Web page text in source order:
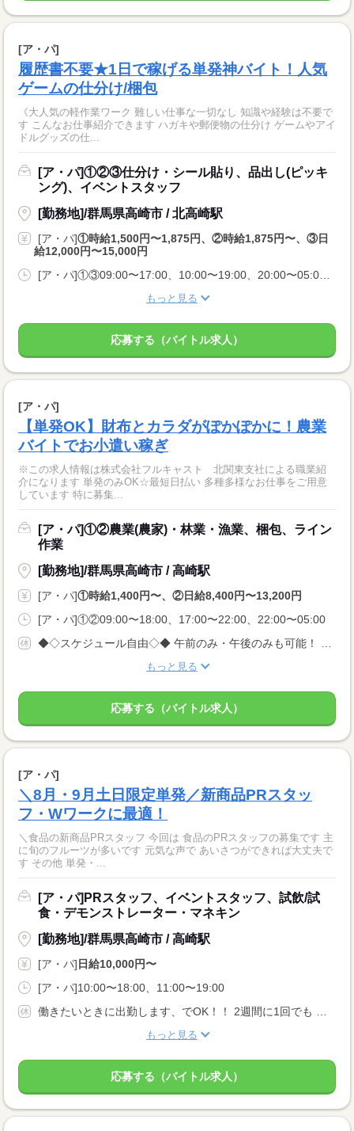
[ア・パ]
履歴書不要★1日で稼げる単発神バイト！人気
ゲームの仕分け/梱包
《大人気の軽作業ワーク 難しい仕事な一切なし 知識や経験は不要で
す こんなお仕事紹介できます ハガキや郵便物の仕分け ゲームやアイ
ドルグッズの仕...
[ア・パ]①②③仕分け・シール貼り、品出し(ピッキ
ング)、イベントスタッフ
[勤務地]/群馬県高崎市 / 北高崎駅
[ア・パ]①時給1,500円〜1,875円、②時給1,875円〜、③日
給12,000円〜15,000円
もっと見る
応募する（バイトル求人）
[ア・パ]
【単発OK】財布とカラダがぽかぽかに！農業
バイトでお小遣い稼ぎ
※この求人情報は株式会社フルキャスト 北関東支社による職業紹
介になります 単発のみOK☆最短日払い 多種多様なお仕事をご用意
しています 特に募集...
[ア・パ]①②農業(農家)・林業・漁業、梱包、ライン
作業
[勤務地]/群馬県高崎市 / 高崎駅
[ア・パ]①時給1,400円〜、②日給8,400円〜13,200円
[ア・パ]①②09:00〜18:00、17:00〜22:00、22:00〜05:00
もっと見る
応募する（バイトル求人）
[ア・パ]
＼8月・9月土日限定単発／新商品PRスタッ
フ・Wワークに最適！
＼食品の新商品PRスタッフ 今回は 食品のPRスタッフの募集です 主
に旬のフルーツが多いです 元気な声で あいさつができれば大丈夫で
す その他 単発・...
[ア・パ]PRスタッフ、イベントスタッフ、試飲/試
食・デモンストレーター・マネキン
[勤務地]/群馬県高崎市 / 高崎駅
[ア・パ] 日給10,000円〜
[ア・パ]10:00〜18:00、11:00〜19:00
もっと見る
応募する（バイトル求人）